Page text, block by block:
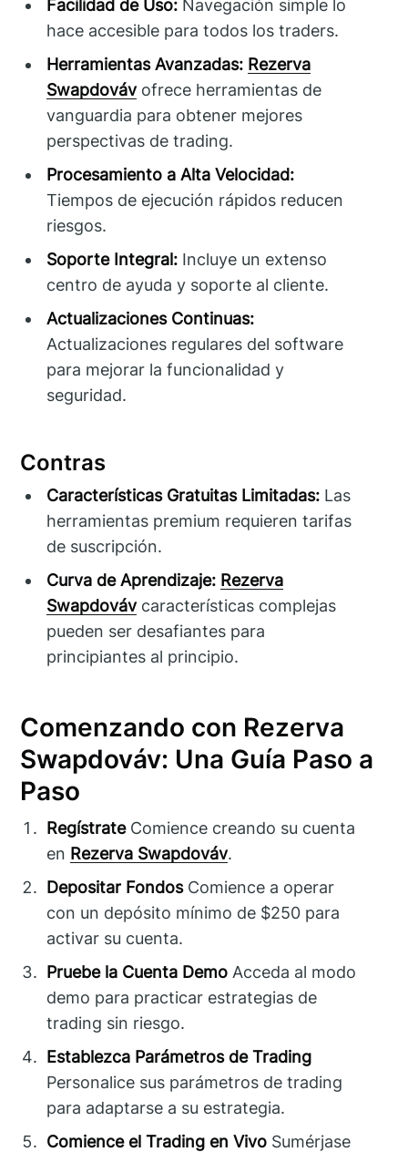
Facilidad de Uso: Navegación simple lo
hace accesible para todos los traders.
Herramientas Avanzadas: Rezerva
Swapdovávofrece herramientas de
vanguardia para obtener mejores
perspectivas de trading.
Procesamiento a Alta Velocidad:
Tiempos de ejecución rápidos reducen
riesgos.
Soporte Integral: Incluye un extenso
centro de ayuda y soporte al cliente.
Actualizaciones Continuas:
Actualizaciones regulares del software
para mejorar la funcionalidad y
seguridad.
Contras
Características Gratuitas Limitadas: Las
herramientas premium requieren tarifas
de suscripción.
Curva de Aprendizaje: Rezerva
Swapdovávcaracterísticas complejas
pueden ser desafiantes para
principiantes al principio.
Comenzando con Rezerva
Swapdováv: Una Guía Paso a
Paso
RegístrateComience creando su cuenta
en Rezerva Swapdováv.
Depositar FondosComience a operar
con un depósito mínimo de $250 para
activar su cuenta.
Pruebe la Cuenta Demo Acceda al modo
demo para practicar estrategias de
trading sin riesgo.
Establezca Parámetros de Trading
Personalice sus parámetros de trading
para adaptarse a su estrategia.
Comience el Trading en Vivo Sumérjase